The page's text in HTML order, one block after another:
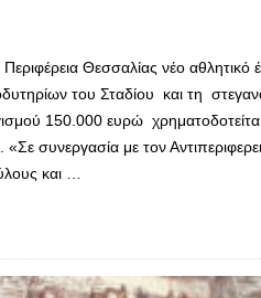
Θεσσαλίας νέο
του Σταδίου και τη
150.000 ευρώ
«Σε συνεργασία με τον
και …